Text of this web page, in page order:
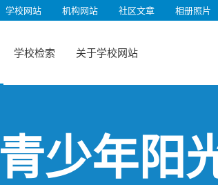
学校网站 机构网站 社区文章 相册照片
学校检索 关于学校网站
青少年阳